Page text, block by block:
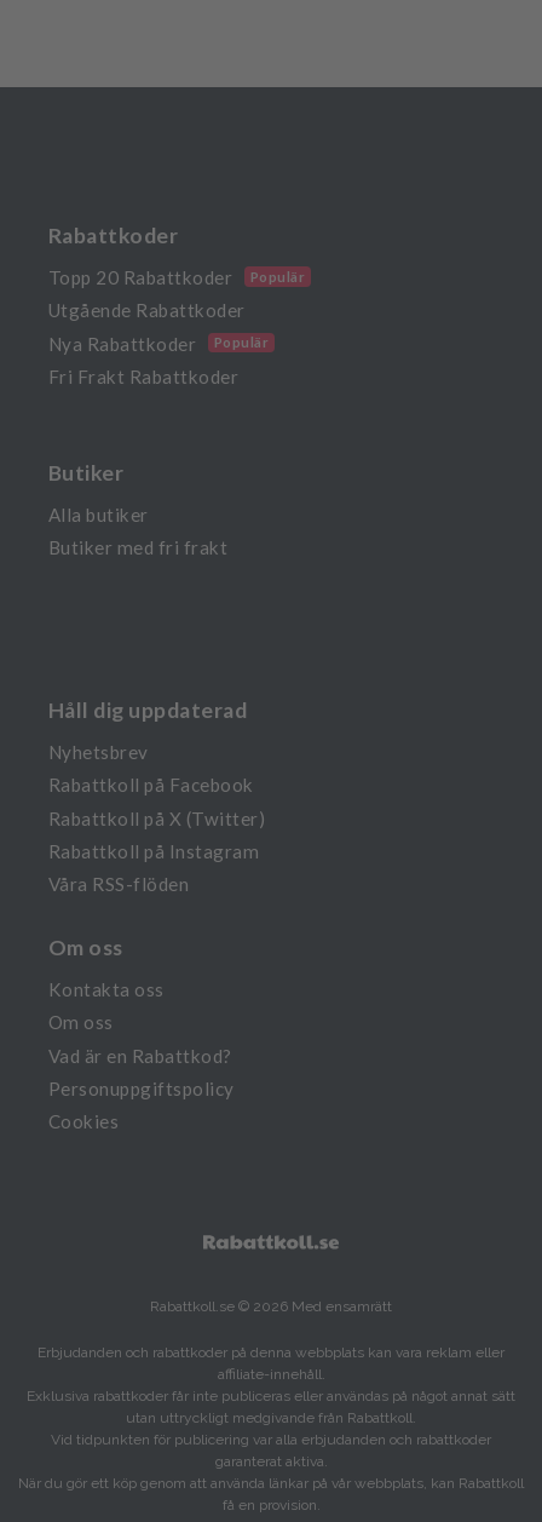
Rabattkoder
Topp 20 Rabattkoder Populär
Utgående Rabattkoder
Nya Rabattkoder
Populär
Fri Frakt Rabattkoder
Butiker
Alla butiker
Butiker med fri frakt
Håll dig uppdaterad
Nyhetsbrev
Rabattkoll på Facebook
Rabattkoll på X (Twitter)
Rabattkoll på Instagram
Våra RSS-flöden
Om oss
Kontakta oss
Om oss
Vad är en Rabattkod?
Personuppgiftspolicy
Cookies
Rabattkoll.se © 2026 Med ensamrätt
Erbjudanden och rabattkoder på denna webbplats kan vara reklam eller
affiliate-innehåll.
Exklusiva rabattkoder får inte publiceras eller användas på något annat sätt
utan uttryckligt medgivande från Rabattkoll.
Vid tidpunkten för publicering var alla erbjudanden och rabattkoder
garanterat aktiva.
När du gör ett köp genom att använda länkar på vår webbplats, kan Rabattkoll
få en provision.